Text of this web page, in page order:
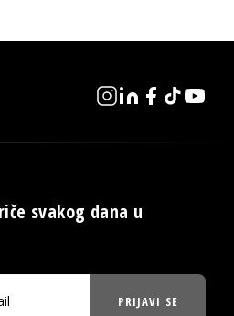
svakog dana u
PRIJAVI SE